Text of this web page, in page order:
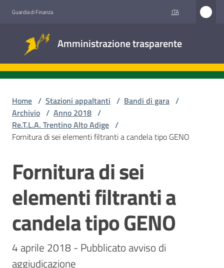
Guardia di Finanza ITA
Amministrazione trasparente
trasparente
Accesso
Stazioni
appaltanti
Contatti
Home / Stazioni appaltanti / Bandi di gara /
Archivio / Anno 2018 /
Re.T.L.A. Trentino Alto Adige /
Fornitura di sei elementi filtranti a candela tipo GENO
Salta al contenuto
Fornitura di sei
elementi filtranti a
candela tipo GENO
4 aprile 2018 - Pubblicato avviso di
aggiudicazione